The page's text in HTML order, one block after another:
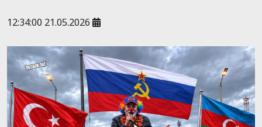
12:34:00 21.05.2026